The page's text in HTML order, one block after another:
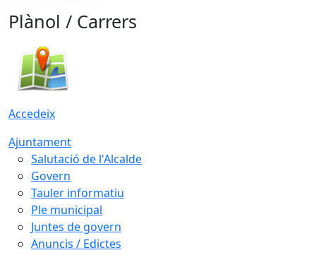
Plànol / Carrers
Accedeix
Ajuntament
Salutació de l'Alcalde
Govern
Tauler informatiu
Ple municipal
Juntes de govern
Anuncis / Edictes